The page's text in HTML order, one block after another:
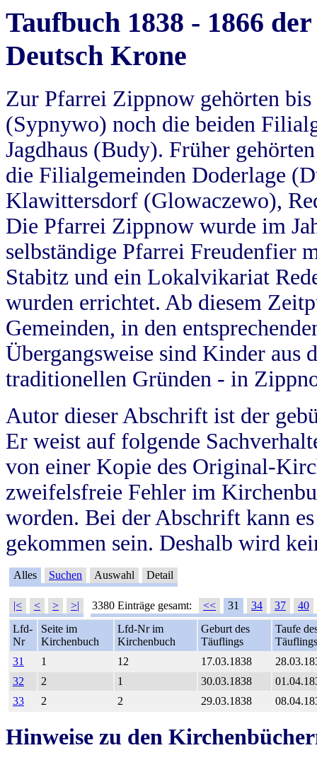
Taufbuch 1838 - 1866
Deutsch Krone
Zur Pfarrei Zippnow gehörten
(Sypnywo) noch die beiden
Jagdhaus (Budy). Früher
die Filialgemeinden Doderlage
Klawittersdorf (Glowaczewo),
Die Pfarrei Zippnow wurde im
selbständige Pfarrei Freudenfier
Stabitz und ein Lokalvikariat
wurden errichtet. Ab diesem
Gemeinden, in den
Übergangsweise sind Kinder aus
traditionellen Gründen - in
Autor dieser Abschrift ist der
Er weist auf folgende
von einer Kopie des Original-
zweifelsfreie Fehler im
worden. Bei der Abschrift kann
gekommen sein. Deshalb wird
Alles Suchen Auswahl Detail
|< < > >| 3380 Einträge gesamt: << 31 34 37
40
Lfd-
Nr
Seite im
Kirchenbuch
Lfd-Nr im
Kirchenbuch
Geburt des
Täuflings
Taufe
Täuflings
31
1 12 17.03.1838
32
2 1 30.03.1838
33
2 2 29.03.1838
Hinweise zu den